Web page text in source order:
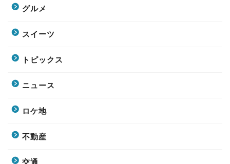
グルメ
スイーツ
トピックス
ニュース
ロケ地
不動産
交通